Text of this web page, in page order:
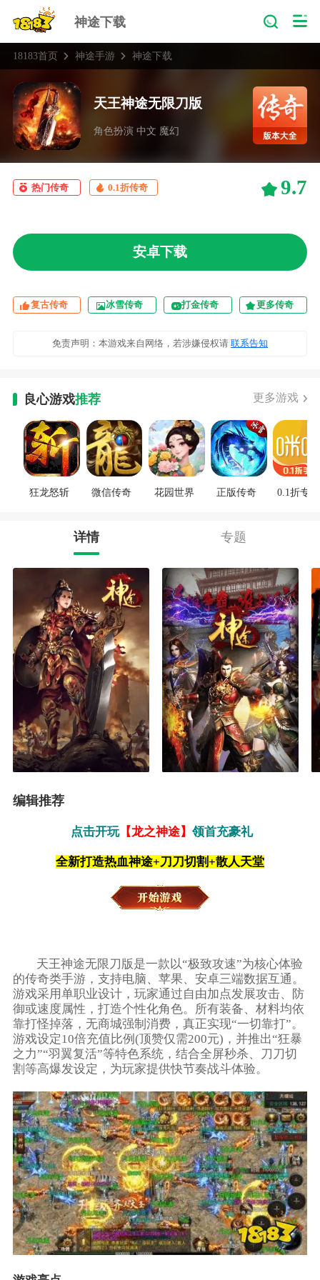
神途下载
18183首页 神途手游 神途下载
天王神途无限刀版
角色扮演 中文 魔幻
热门传奇 0.1折传奇 9.7
安卓下载
复古传奇 冰雪传奇 打金传奇 更多传奇
免责声明：本游戏来自网络，若涉嫌侵权请 联系告知
良心游戏推荐 更多游戏
狂龙怒斩 微信传奇 花园世界 正版传奇 0.1折专区
详情 专题
编辑推荐
点击开玩【龙之神途】 领首充豪礼
全新打造热血神途+刀刀切割+散人天堂
天王神途无限刀版是一款以“极致攻速”为核心体验
的传奇类手游，支持电脑、苹果、安卓三端数据互通。
游戏采用单职业设计，玩家通过自由加点发展攻击、防
御或速度属性，打造个性化角色。所有装备、材料均依
靠打怪掉落，无商城强制消费，真正实现“一切靠打”。
游戏设定10倍充值比例(顶赞仅需200元)，并推出“狂暴
之力”“羽翼复活”等特色系统，结合全屏秒杀、刀刀切
割等高爆发设定，为玩家提供快节奏战斗体验。